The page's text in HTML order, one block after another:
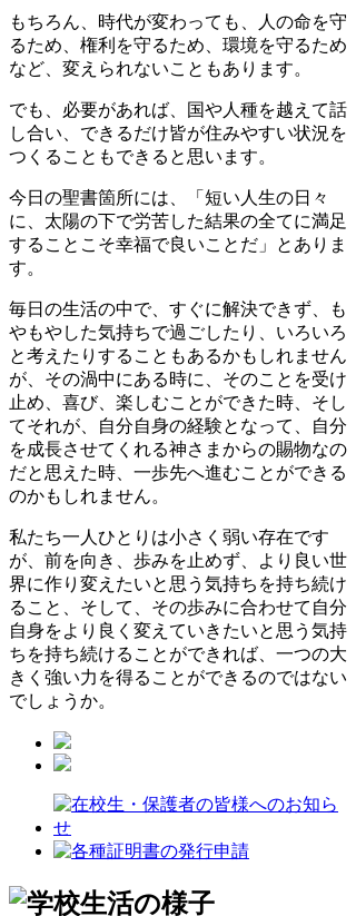
もちろん、時代が変わっても、人の命を守
るため、権利を守るため、環境を守るため
など、変えられないこともあります。
でも、必要があれば、国や人種を越えて話
し合い、できるだけ皆が住みやすい状況を
つくることもできると思います。
今日の聖書箇所には、「短い人生の日々
に、太陽の下で労苦した結果の全てに満足
することこそ幸福で良いことだ」とありま
す。
毎日の生活の中で、すぐに解決できず、も
やもやした気持ちで過ごしたり、いろいろ
と考えたりすることもあるかもしれません
が、その渦中にある時に、そのことを受け
止め、喜び、楽しむことができた時、そし
てそれが、自分自身の経験となって、自分
を成長させてくれる神さまからの賜物なの
だと思えた時、一歩先へ進むことができる
のかもしれません。
私たち一人ひとりは小さく弱い存在です
が、前を向き、歩みを止めず、より良い世
界に作り変えたいと思う気持ちを持ち続け
ること、そして、その歩みに合わせて自分
自身をより良く変えていきたいと思う気持
ちを持ち続けることができれば、一つの大
きく強い力を得ることができるのではない
でしょうか。